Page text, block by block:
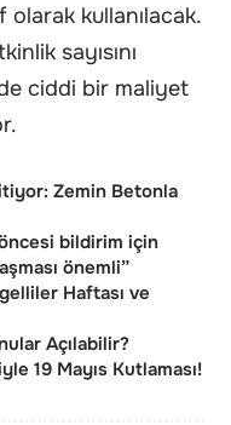
kullanılacak.
sayısını
ciddi bir maliyet
Zemin Betonla
bildirim için
önemli”
Haftası ve
Açılabilir?
19 Mayıs Kutlaması!